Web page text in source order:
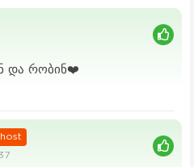
და რობინ❤️